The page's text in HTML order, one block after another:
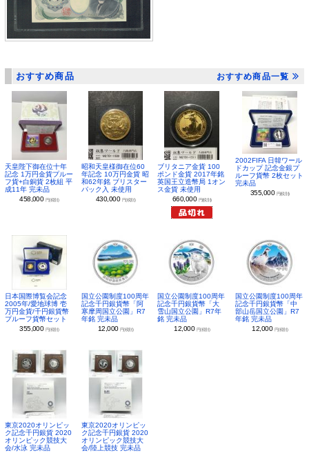
おすすめ商品 おすすめ商品一覧
天皇陛下御在位十年
記念 1万円金貨プルー
フ貨+白銅貨 2枚組 平
成11年 完未品
458,000 円(税別)
昭和天皇様御在位60
年記念 10万円金貨 昭
和62年銘 ブリスター
パック入 未使用
430,000 円(税別)
ブリタニア金貨 100
ポンド金貨 2017年銘
英国王立造幣局 1オン
ス金貨 未使用
660,000 円(税別)
2002FIFA 日韓ワール
ドカップ 記念金銀プ
ルーフ貨幣 2枚セット
完未品
355,000 円(税別)
日本国際博覧会記念
2005年/愛地球博 壱
万円金貨/千円銀貨幣
プルーフ貨幣セット
355,000 円(税別)
国立公園制度100周年
記念千円銀貨幣「阿
寒摩周国立公園」R7
年銘 完未品
12,000 円(税別)
国立公園制度100周年
記念千円銀貨幣「大
雪山国立公園」R7年
銘 完未品
12,000 円(税別)
国立公園制度100周年
記念千円銀貨幣「中
部山岳国立公園」R7
年銘 完未品
12,000 円(税別)
東京2020オリンピッ
ク記念千円銀貨 2020
オリンピック競技大
会/水泳 完未品
東京2020オリンピッ
ク記念千円銀貨 2020
オリンピック競技大
会/陸上競技 完未品